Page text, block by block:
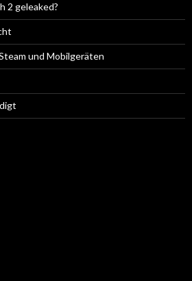
2 geleaked?
und Mobilgeräten